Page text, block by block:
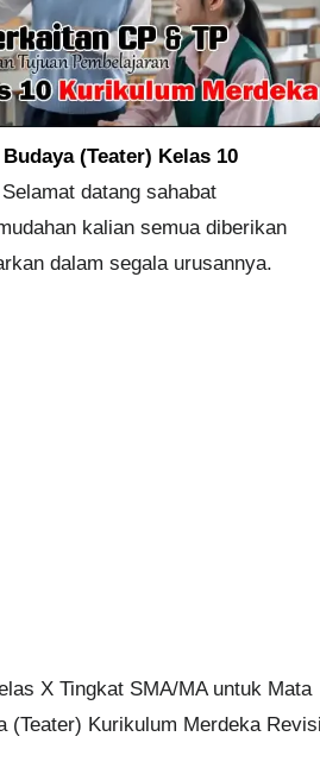
(Teater) Kelas 10
datang sahabat
kalian semua diberikan
dalam segala urusannya.
X Tingkat SMA/MA untuk Mata
(Teater) Kurikulum Merdeka